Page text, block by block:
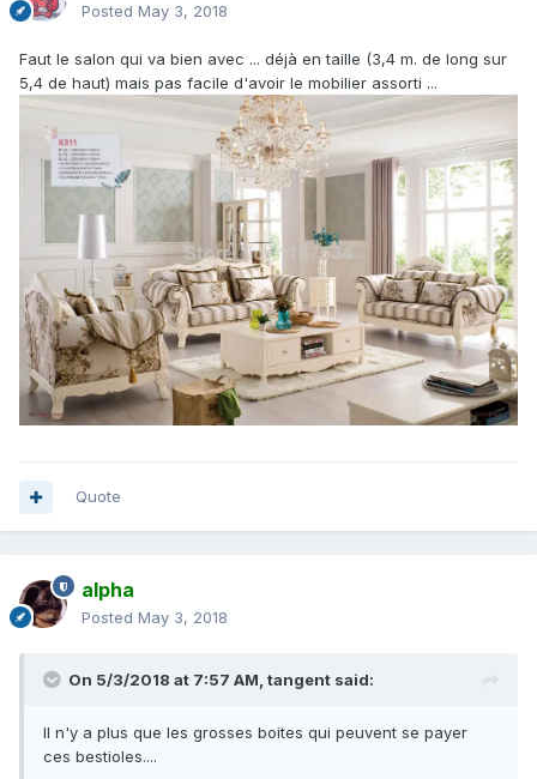
Posted May 3, 2018
Faut le salon qui va bien avec ... déjà en taille (3,4 m. de long sur
5,4 de haut) mais pas facile d'avoir le mobilier assorti ...
Quote
alpha
Posted May 3, 2018
On 5/3/2018 at 7:57 AM, tangent said:
Il n'y a plus que les grosses boites qui peuvent se payer
ces bestioles....